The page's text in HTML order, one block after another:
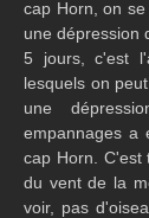
cap Horn, on
une dépression
5 jours, c'est
lesquels on
une
empannages a
cap Horn. C'est
du vent de la
voir, pas